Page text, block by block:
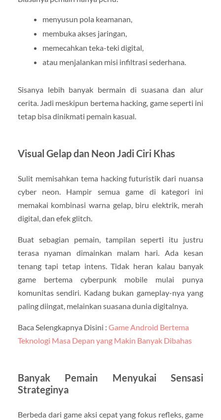
menyusun pola keamanan,
membuka akses jaringan,
memecahkan teka-teki digital,
atau menjalankan misi infiltrasi sederhana.
Sisanya lebih banyak bermain di suasana dan alur
cerita. Jadi meskipun bertema hacking, game seperti ini
tetap bisa dinikmati pemain kasual.
Visual Gelap dan Neon Jadi Ciri Khas
Sulit memisahkan tema hacking futuristik dari nuansa
cyber neon. Hampir semua game di kategori ini
memakai kombinasi warna gelap, biru elektrik, merah
digital, dan efek glitch.
Buat sebagian pemain, tampilan seperti itu justru
terasa nyaman dimainkan malam hari. Ada kesan
tenang tapi tetap intens. Tidak heran kalau banyak
game bertema cyberpunk mobile mulai punya
komunitas sendiri. Kadang bukan gameplay-nya yang
paling diingat, melainkan suasana dunia digitalnya.
Baca Selengkapnya Disini : Game Android Bertema
Teknologi Masa Depan yang Makin Banyak Dibahas
Banyak Pemain Menyukai Sensasi
Strateginya
Berbeda dari game aksi cepat yang fokus refleks, game